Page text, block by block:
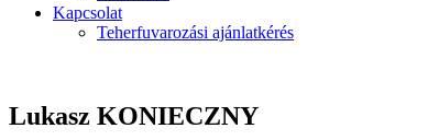
Kapcsolat
Teherfuvarozási ajánlatkérés
Lukasz KONIECZNY